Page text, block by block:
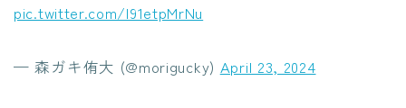
pic.twitter.com/l91etpMrNu
— 森ガキ侑大 (@morigucky) April 23, 2024